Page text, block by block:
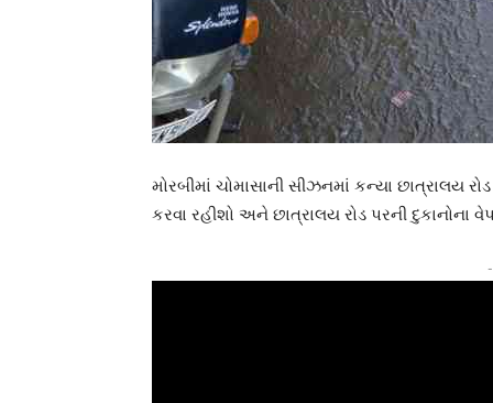
મોરબીમાં ચોમાસાની સીઝનમાં કન્યા છાત્રાલય
કરવા રહીશો અને છાત્રાલય રોડ પરની દુકાનોના